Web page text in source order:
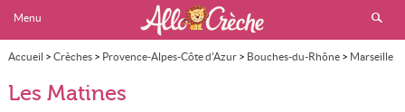
Menu
Accueil > Crèches> Provence-Alpes-Côte d'Azur> Bouches-du-Rhône> Marseille
> >Les Matines
Les Matines